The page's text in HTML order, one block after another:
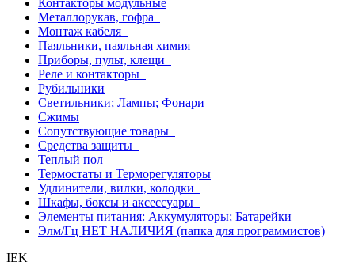
Контакторы модульные
Металлорукав, гофра
Монтаж кабеля
Паяльники, паяльная химия
Приборы, пульт, клещи
Реле и контакторы
Рубильники
Светильники; Лампы; Фонари
Сжимы
Сопутствующие товары
Средства защиты
Теплый пол
Термостаты и Терморегуляторы
Удлинители, вилки, колодки
Шкафы, боксы и аксессуары
Элементы питания: Аккумуляторы; Батарейки
Элм/Гц НЕТ НАЛИЧИЯ (папка для программистов)
IEK